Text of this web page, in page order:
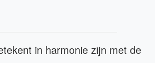
in harmonie zijn met de